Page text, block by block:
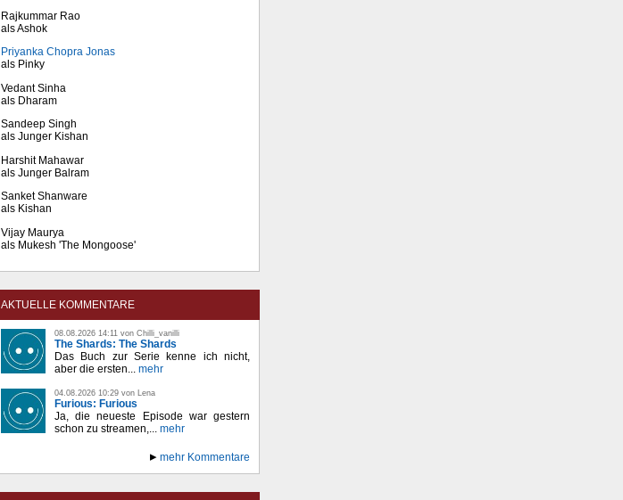
Rajkummar Rao
als Ashok
Priyanka Chopra Jonas
als Pinky
Vedant Sinha
als Dharam
Sandeep Singh
als Junger Kishan
Harshit Mahawar
als Junger Balram
Sanket Shanware
als Kishan
Vijay Maurya
als Mukesh 'The Mongoose'
AKTUELLE KOMMENTARE
08.08.2026 14:11 von Chilli_vanilli
The Shards: The Shards
Das Buch zur Serie kenne ich nicht,
aber die ersten... mehr
04.08.2026 10:29 von Lena
Furious: Furious
Ja, die neueste Episode war gestern
schon zu streamen,... mehr
mehr Kommentare